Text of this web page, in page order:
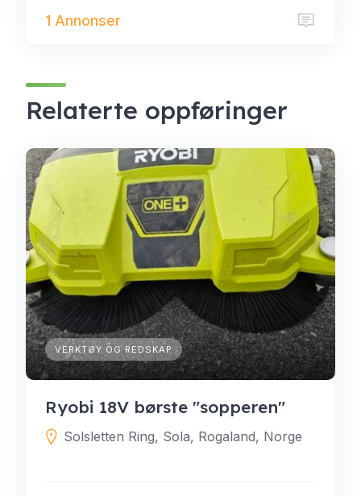
1 Annonser
Relaterte oppføringer
VERKTØY OG REDSKAP
Ryobi 18V børste "sopperen"
Solsletten Ring, Sola, Rogaland, Norge